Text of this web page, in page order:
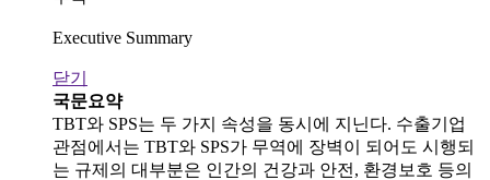
Executive Summary
닫기
국문요약
TBT와 SPS는 두 가지 속성을 동시에 지닌다. 수출기업
관점에서는 TBT와 SPS가 무역에 장벽이 되어도 시행되
는 규제의 대부분은 인간의 건강과 안전, 환경보호 등의